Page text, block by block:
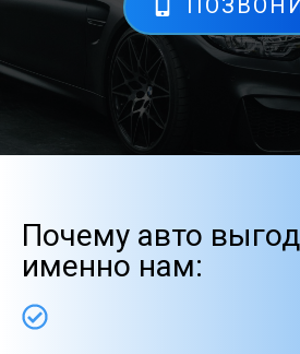
Почему авто
именно нам: